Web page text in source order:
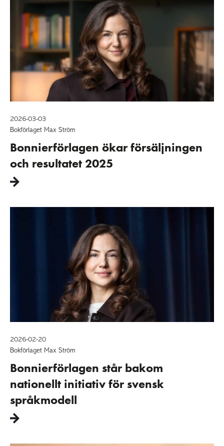
2026-03-03
Bokförlaget Max Ström
Bonnierförlagen ökar försäljningen
och resultatet 2025
2026-02-20
Bokförlaget Max Ström
Bonnierförlagen står bakom
nationellt initiativ för svensk
språkmodell